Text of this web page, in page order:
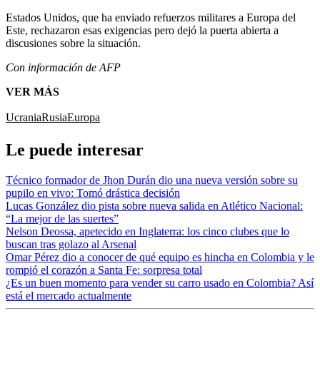
Estados Unidos, que ha enviado refuerzos militares a Europa del
Este, rechazaron esas exigencias pero dejó la puerta abierta a
discusiones sobre la situación.
Con información de AFP
VER MÁS
UcraniaRusiaEuropa
Le puede interesar
Técnico formador de Jhon Durán dio una nueva versión sobre su
pupilo en vivo: Tomó drástica decisión
Lucas González dio pista sobre nueva salida en Atlético Nacional:
“La mejor de las suertes”
Nelson Deossa, apetecido en Inglaterra: los cinco clubes que lo
buscan tras golazo al Arsenal
Omar Pérez dio a conocer de qué equipo es hincha en Colombia y le
rompió el corazón a Santa Fe: sorpresa total
¿Es un buen momento para vender su carro usado en Colombia? Así
está el mercado actualmente